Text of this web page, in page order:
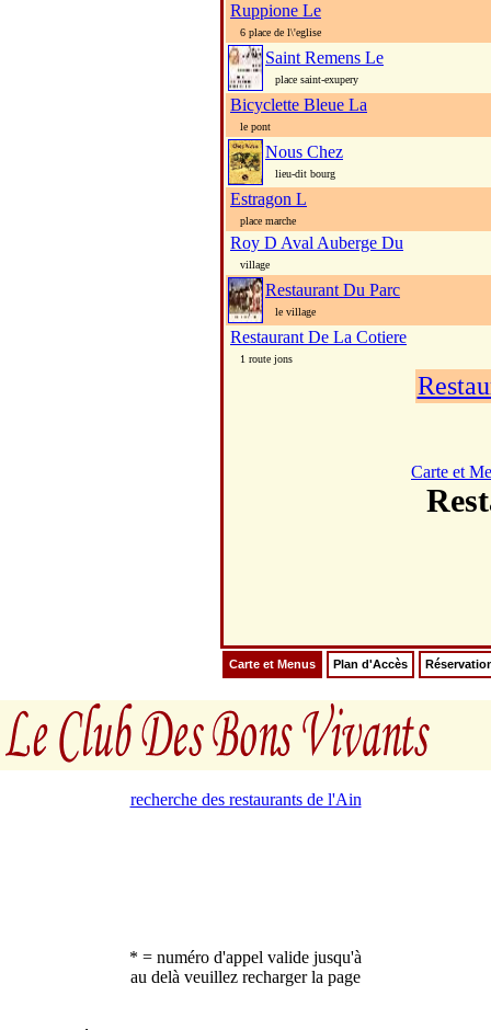
Ruppione Le
6 place de l\'eglise
Saint Remens Le
place saint-exupery
Bicyclette Bleue La
le pont
Nous Chez
lieu-dit bourg
Estragon L
place marche
Roy D Aval Auberge Du
village
Restaurant Du Parc
le village
Restaurant De La Cotiere
1 route jons
Carte et
Carte et Menus Plan d'Accès
recherche des restaurants de l'Ain
* = numéro d'appel valide jusqu'à
au delà veuillez recharger la page